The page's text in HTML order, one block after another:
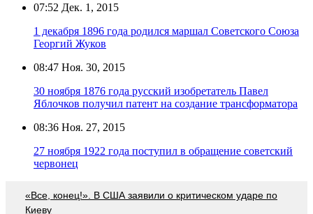
07:52 Дек. 1, 2015
1 декабря 1896 года родился маршал Советского Союза
Георгий Жуков
08:47 Ноя. 30, 2015
30 ноября 1876 года русский изобретатель Павел
Яблочков получил патент на создание трансформатора
08:36 Ноя. 27, 2015
27 ноября 1922 года поступил в обращение советский
червонец
«Все, конец!». В США заявили о критическом ударе по
Киеву